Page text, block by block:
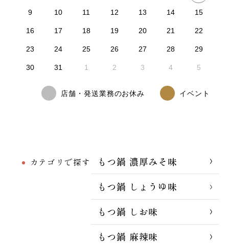
カテゴリで探す
もつ鍋 濃厚みそ味
もつ鍋 しょうゆ味
もつ鍋 しお味
もつ鍋 麻辣味
9 10 11 12 13 14 15
16 17 18 19 20 21 22
23 24 25 26 27 28 29
30 31 1 2 3 4 5
店舗・発送業務のお休み イベント